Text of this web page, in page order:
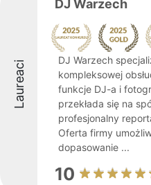
Laureaci
DJ Warzech
DJ Warzech
kompleksowej
funkcje DJ-a i
przekłada się na
profesjonalny
Oferta firmy
dopasowanie ...
10